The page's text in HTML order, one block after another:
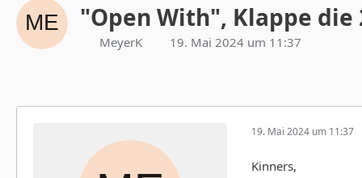
"Open With", Klappe die
MeyerK 19. Mai 2024 um 11:37
19. Mai 2024 um 11:37
Kinners,